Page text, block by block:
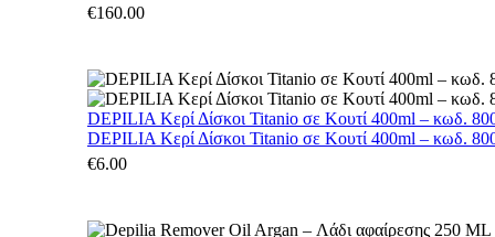
€160.00
DEPILIA Κερί Δίσκοι Titanio σε Κουτί 400ml – κωδ.
DEPILIA Κερί Δίσκοι Titanio σε Κουτί 400ml – κωδ.
€6.00